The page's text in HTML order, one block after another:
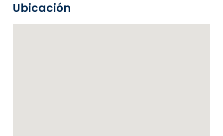
Ubicación